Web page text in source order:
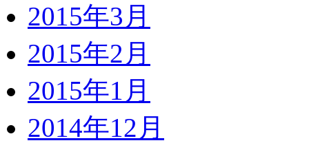
2015年3月
2015年2月
2015年1月
2014年12月